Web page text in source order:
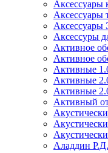
Аксессуары
Аксессуары
Аксессуры
Активное
Активное
Активные
Активные
Активные
Активный
Аладдин Р.Д.